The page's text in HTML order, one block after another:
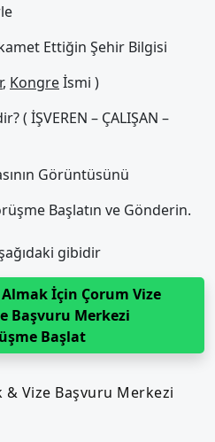
Ettiğin Şehir Bilgisi
, Kongreİsmi )
( İŞVEREN – ÇALIŞAN –
Görüntüsünü
Başlatın ve Gönderin.
gibidir
İçin Çorum Vize
Başvuru Merkezi
Başlat
& Vize Başvuru Merkezi